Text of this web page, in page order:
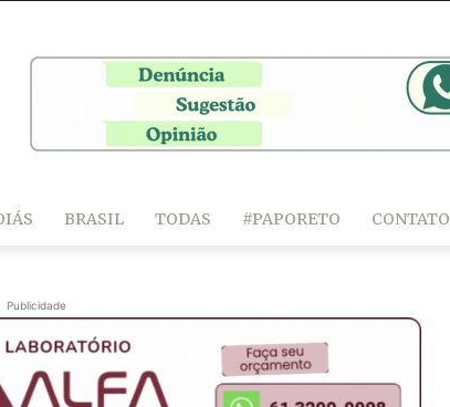
BRASIL TODAS #PAPORETO CONTATO
Publicidade